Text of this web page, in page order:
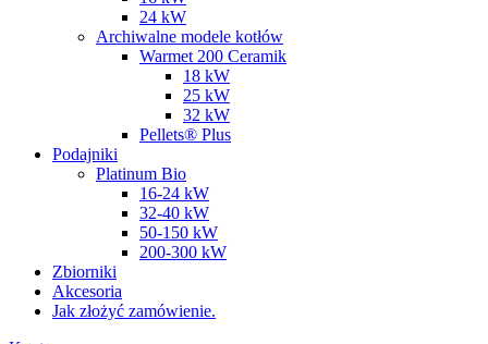
24 kW
Archiwalne modele kotłów
Warmet 200 Ceramik
18 kW
25 kW
32 kW
Pellets® Plus
Podajniki
Platinum Bio
16-24 kW
32-40 kW
50-150 kW
200-300 kW
Zbiorniki
Akcesoria
Jak złożyć zamówienie.